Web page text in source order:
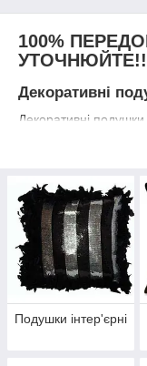
100%
Декоративні
Декоративні
Вони створюють
лаконічних і
варіантів із
для вітальні,
відпочинку.
Подушки інтер'єрні